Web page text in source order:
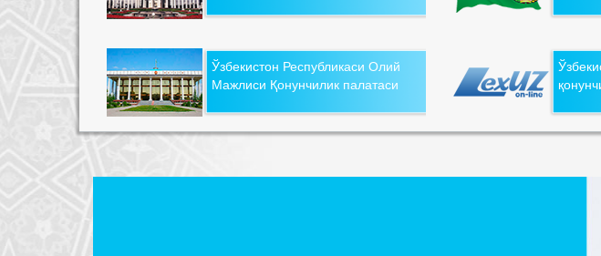
Ўзбекистон Республикаси Олий
Мажлиси Қонунчилик палатаси